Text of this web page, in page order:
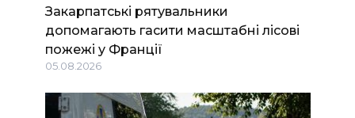
Закарпатські рятувальники
допомагають гасити масштабні лісові
пожежі у Франції
05.08.2026